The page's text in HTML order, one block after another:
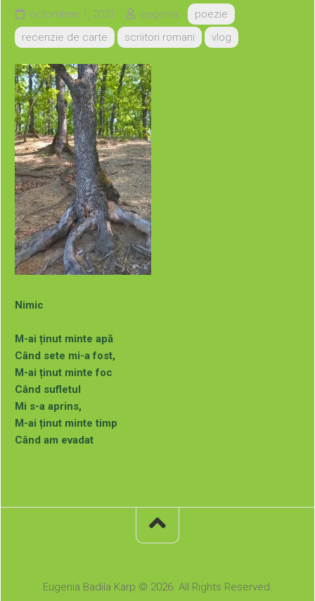
adresa de mai jos:
octombrie 1, 2021 eugenia
poezie
recenzie de carte
scriitori romani vlog
Nimic
M-ai ținut minte apă
Când sete mi-a fost,
M-ai ținut minte foc
Când sufletul
Mi s-a aprins,
M-ai ținut minte timp
Când am evadat
Și n-ai spus nimic.
Când mor fluturii (2004)
Eugenia Badila Karp © 2026. All Rights Reserved.